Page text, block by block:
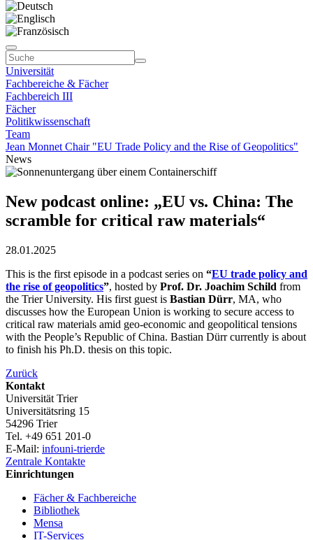
Universität
Fachbereiche & Fächer
Fachbereich III
Fächer
Politikwissenschaft
Team
Jean Monnet Chair "EU Trade Policy and the Rise of Geopolitics"
News
New podcast online: „EU vs. China: The
scramble for critical raw materials“
28.01.2025
This is the first episode in a podcast series on “EU trade policy and
the rise of geopolitics”, hosted by Prof. Dr. Joachim Schild from
the Trier University. His first guest is Bastian Dürr, MA, who
discusses how the European Union is working to secure access to
critical raw materials amid geo-economic and geopolitical tensions
with the People’s Republic of China. Bastian Dürr currently is about
to finish his Ph.D. thesis on this topic.
Zurück
Kontakt
Universität Trier
Universitätsring 15
54296 Trier
Tel. +49 651 201-0
E-Mail: infouni-trierde
Zentrale Kontakte
Einrichtungen
Fächer & Fachbereiche
Bibliothek
Mensa
IT-Services